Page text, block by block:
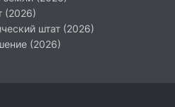
(2026)
штат (2026)
(2026)